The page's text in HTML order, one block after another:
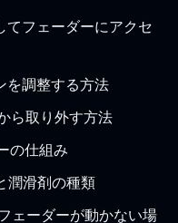
てフェーダーにアクセ
を調整する方法
ら取り外す方法
の仕組み
潤滑剤の種類
ェーダーが動かない場